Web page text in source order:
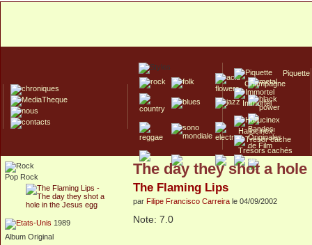
Piquette
Champagne
Immortel
Hallucinex!
Trésors cachés
Culte/Collector
Pop Rock
1989
Album Original
The day they shot a
The Flaming Lips
par Filipe Francisco Carreira le 04/09/2002
Note: 7.0